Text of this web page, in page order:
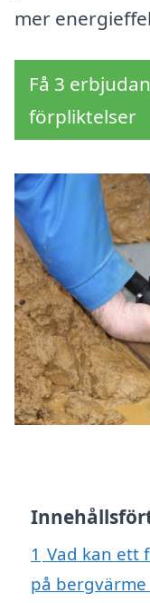
mer
Få 3
förpliktelser
1 Vad kan ett
på